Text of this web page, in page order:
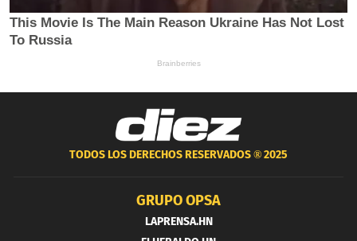
TODOS LOS DERECHOS RESERVADOS ®2025
GRUPO OPSA
LAPRENSA.HN